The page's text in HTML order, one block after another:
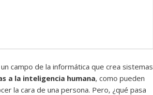
campo de la informática que crea sistemas
a la inteligencia humana, como pueden
la cara de una persona. Pero, ¿qué pasa